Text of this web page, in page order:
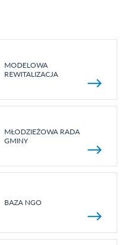
MODELOWA
REWITALIZACJA
MŁODZIEŻOWA RADA
GMINY
BAZA NGO